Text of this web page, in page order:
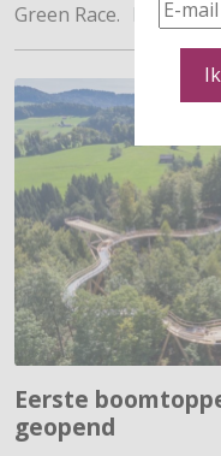
Green Race.
Lees
Eerste
geopend